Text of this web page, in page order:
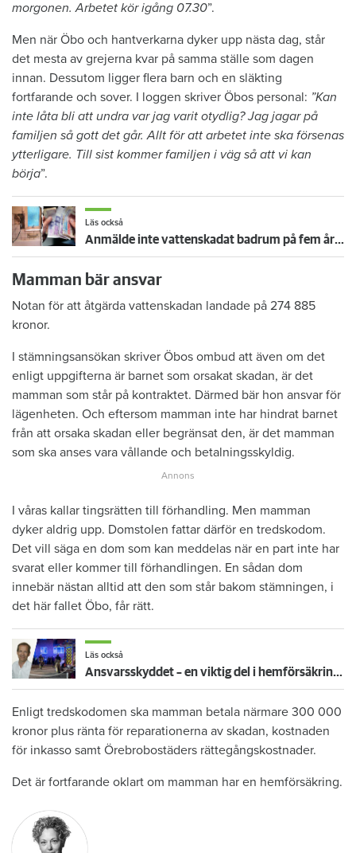
morgonen. Arbetet kör igång 07.30”.
Men när Öbo och hantverkarna dyker upp nästa dag, står
det mesta av grejerna kvar på samma ställe som dagen
innan. Dessutom ligger flera barn och en släkting
fortfarande och sover. I loggen skriver Öbos personal: ”Kan
inte låta bli att undra var jag varit otydlig? Jag jagar på
familjen så gott det går. Allt för att arbetet inte ska försenas
ytterligare. Till sist kommer familjen i väg så att vi kan
börja”.
Läs också
Anmälde inte vattenskadat badrum på fem år – krävs på 125 000 kronor
Mamman bär ansvar
Notan för att åtgärda vattenskadan landade på 274 885
kronor.
I stämningsansökan skriver Öbos ombud att även om det
enligt uppgifterna är barnet som orsakat skadan, är det
mamman som står på kontraktet. Därmed bär hon ansvar för
lägenheten. Och eftersom mamman inte har hindrat barnet
från att orsaka skadan eller begränsat den, är det mamman
som ska anses vara vållande och betalningsskyldig.
I våras kallar tingsrätten till förhandling. Men mamman
dyker aldrig upp. Domstolen fattar därför en tredskodom.
Det vill säga en dom som kan meddelas när en part inte har
svarat eller kommer till förhandlingen. En sådan dom
innebär nästan alltid att den som står bakom stämningen, i
det här fallet Öbo, får rätt.
Läs också
Ansvarsskyddet – en viktig del i hemförsäkringen
Enligt tredskodomen ska mamman betala närmare 300 000
kronor plus ränta för reparationerna av skadan, kostnaden
för inkasso samt Örebrobostäders rättegångskostnader.
Det är fortfarande oklart om mamman har en hemförsäkring.